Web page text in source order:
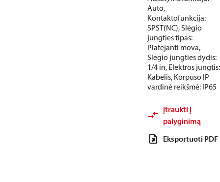
Auto,
Kontaktofunkcija:
SPST(NC), Slėgio
jungties tipas:
Platėjanti mova,
Slėgio jungties dydis:
1/4 in, Elektros jungtis:
Kabelis, Korpuso IP
vardinė reikšmė: IP65
Įtraukti į
palyginimą
Eksportuoti PDF